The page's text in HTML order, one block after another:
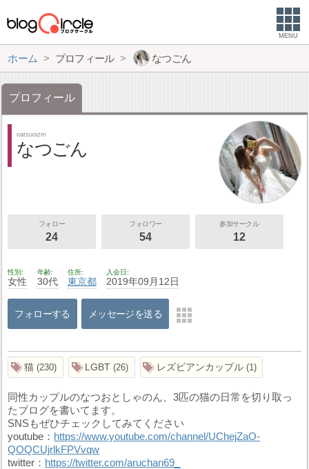
MENU
ホーム プロフィール なつごん
プロフィール
natsuoizm
なつごん
フォロー
24
フォロワー
54
参加サークル
12
性別
女性
年齢
30代
住所
東京都
入会日
2019年09月12日
フォローする メッセージを送る
猫 230 LGBT 26 レズビアンカップル 1
同性カップルのなつおとしゃのん、3匹の猫の日常を切り取っ
たブログを書いてます。
SNSもぜひチェックしてみてください
youtube： https://www.youtube.com/channel/UChejZaO-
QOQCUjrlkFPVvqw
twitter： https://twitter.com/aruchan69_